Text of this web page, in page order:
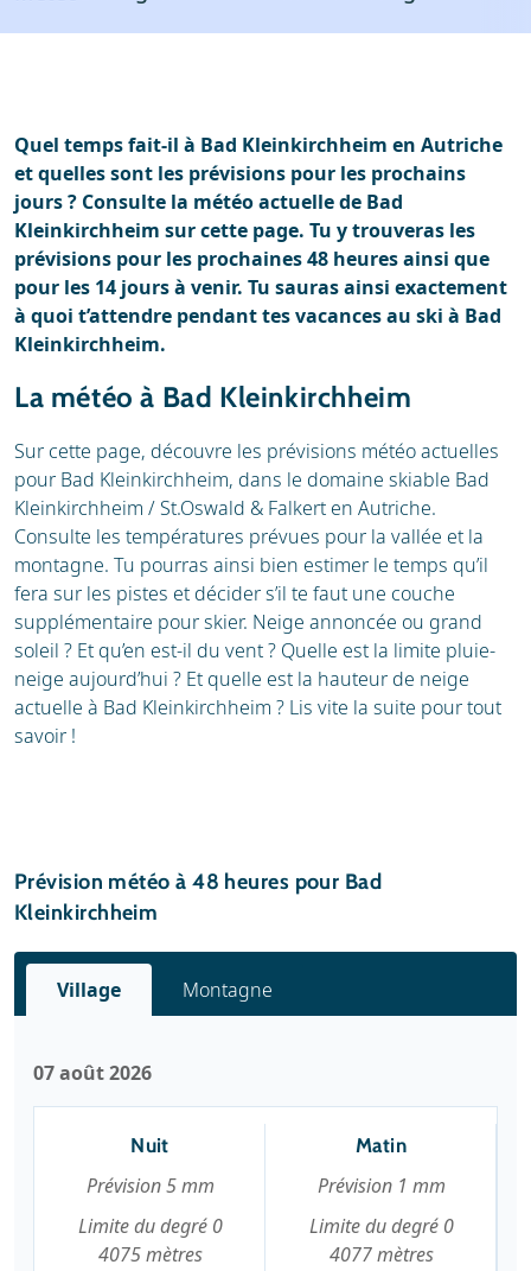
Location
Location de ski
Quel temps fait-il à Bad Kleinkirchheim en Autriche
et quelles sont les prévisions pour les prochains
jours ? Consulte la météo actuelle de Bad
Kleinkirchheim sur cette page. Tu y trouveras les
prévisions pour les prochaines 48 heures ainsi que
pour les 14 jours à venir. Tu sauras ainsi exactement
à quoi t’attendre pendant tes vacances au ski à Bad
Kleinkirchheim.
La météo à Bad Kleinkirchheim
Sur cette page, découvre les prévisions météo actuelles
pour Bad Kleinkirchheim, dans le domaine skiable Bad
Kleinkirchheim / St.Oswald & Falkert en Autriche.
Consulte les températures prévues pour la vallée et la
montagne. Tu pourras ainsi bien estimer le temps qu’il
fera sur les pistes et décider s’il te faut une couche
supplémentaire pour skier. Neige annoncée ou grand
soleil ? Et qu’en est-il du vent ? Quelle est la limite pluie-
neige aujourd’hui ? Et quelle est la hauteur de neige
actuelle à Bad Kleinkirchheim ? Lis vite la suite pour tout
savoir !
Prévision météo à 48 heures pour Bad
Kleinkirchheim
Village Montagne
07 août 2026
Nuit
Prévision 5 mm
Limite du degré 0
4075 mètres
Matin
Prévision 1 mm
Limite du degré 0
4077 mètres